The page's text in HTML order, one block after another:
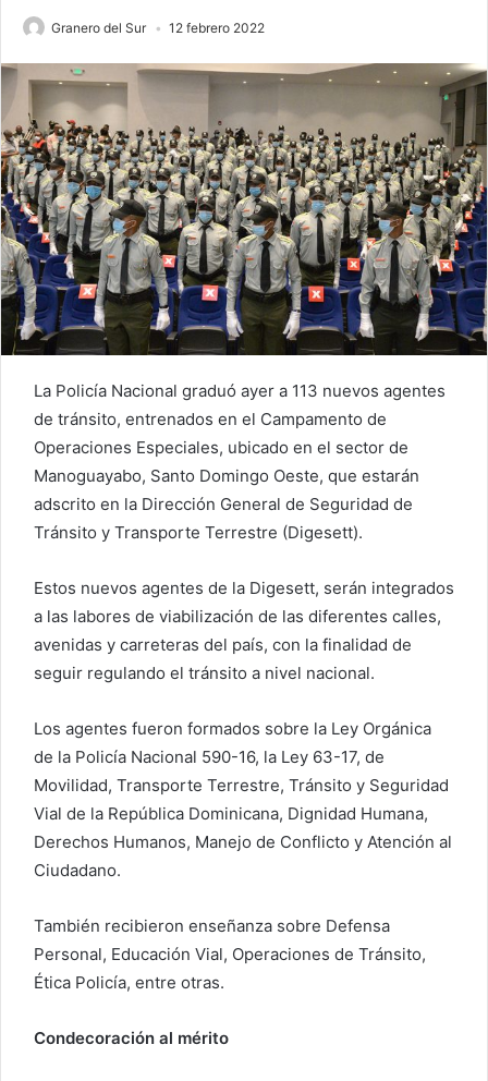
Granero del Sur 12 febrero 2022
La Policía Nacional graduó ayer a 113 nuevos agentes
de tránsito, entrenados en el Campamento de
Operaciones Especiales, ubicado en el sector de
Manoguayabo, Santo Domingo Oeste, que estarán
adscrito en la Dirección General de Seguridad de
Tránsito y Transporte Terrestre (Digesett).
Estos nuevos agentes de la Digesett, serán integrados
a las labores de viabilización de las diferentes calles,
avenidas y carreteras del país, con la finalidad de
seguir regulando el tránsito a nivel nacional.
Los agentes fueron formados sobre la Ley Orgánica
de la Policía Nacional 590-16, la Ley 63-17, de
Movilidad, Transporte Terrestre, Tránsito y Seguridad
Vial de la República Dominicana, Dignidad Humana,
Derechos Humanos, Manejo de Conflicto y Atención al
Ciudadano.
También recibieron enseñanza sobre Defensa
Personal, Educación Vial, Operaciones de Tránsito,
Ética Policía, entre otras.
Condecoración al mérito